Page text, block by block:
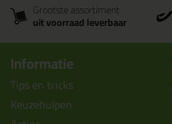
Grootste assortiment
uit voorraad leverbaar
Informatie
Tips en tricks
Keuzehulpen